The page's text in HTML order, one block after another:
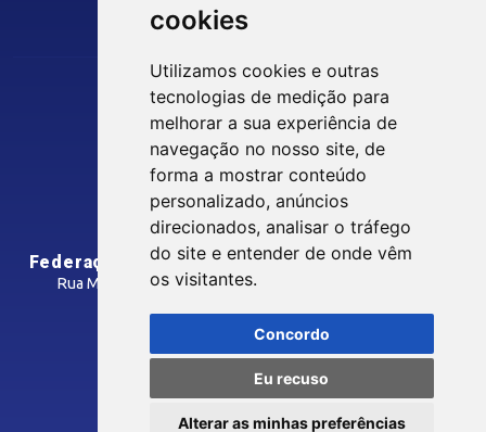
cookies
Utilizamos cookies e outras
tecnologias de medição para
melhorar a sua experiência de
navegação no nosso site, de
forma a mostrar conteúdo
personalizado, anúncios
direcionados, analisar o tráfego
do site e entender de onde vêm
os visitantes.
Concordo
Eu recuso
Alterar as minhas preferências
Núcleo de Acesso ao Crédito
Centro Internacional de Negócios -
CONTRIBUIÇÃO SINDICAL
SINDICATOS FILIADOS
Siga nossas Redes Sociais
INTRANET
Federação das Indústrias do Estado da Paraíba
Rua Manoel Gonçalves Guimarães, 195 - José Pinheiro
Como Chegar
© 2026 FIEPB